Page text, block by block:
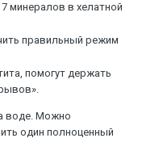
минералов в хелатной
правильный режим
помогут держать
воде. Можно
один полноценный